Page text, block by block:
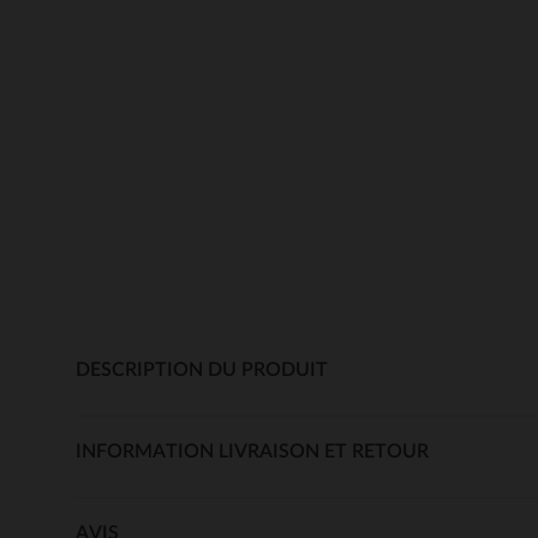
DESCRIPTION DU PRODUIT
INFORMATION LIVRAISON ET RETOUR
AVIS